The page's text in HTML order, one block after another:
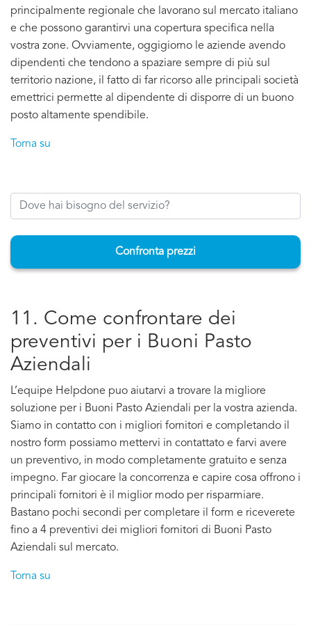
principalmente regionale che lavorano sul mercato italiano
e che possono garantirvi una copertura specifica nella
vostra zone. Ovviamente, oggigiorno le aziende avendo
dipendenti che tendono a spaziare sempre di più sul
territorio nazione, il fatto di far ricorso alle principali società
emettrici permette al dipendente di disporre di un buono
posto altamente spendibile.
Torna su
Confronta prezzi
11. Come confrontare dei
preventivi per i Buoni Pasto
Aziendali
L’equipe Helpdone puo aiutarvi a trovare la migliore
soluzione per i Buoni Pasto Aziendali per la vostra azienda.
Siamo in contatto con i migliori fornitori e completando il
nostro form possiamo mettervi in contattato e farvi avere
un preventivo, in modo completamente gratuito e senza
impegno. Far giocare la concorrenza e capire cosa offrono i
principali fornitori è il miglior modo per risparmiare.
Bastano pochi secondi per completare il form e riceverete
fino a 4 preventivi dei migliori fornitori di Buoni Pasto
Aziendali sul mercato.
Torna su